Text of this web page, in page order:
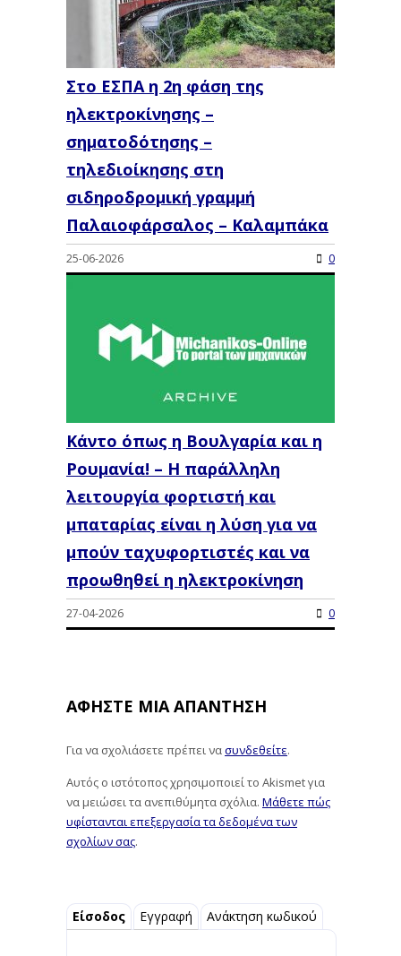
Στο ΕΣΠΑ η 2η φάση της
ηλεκτροκίνησης –
σηματοδότησης –
τηλεδιοίκησης στη
σιδηροδρομική γραμμή
Παλαιοφάρσαλος – Καλαμπάκα
25-06-2026 0
Κάντο όπως η Βουλγαρία και η
Ρουμανία! – Η παράλληλη
λειτουργία φορτιστή και
μπαταρίας είναι η λύση για να
μπούν ταχυφορτιστές και να
προωθηθεί η ηλεκτροκίνηση
27-04-2026 0
ΑΦΉΣΤΕ ΜΙΑ ΑΠΆΝΤΗΣΗ
Για να σχολιάσετε πρέπει νασυνδεθείτε.
Αυτός ο ιστότοπος χρησιμοποιεί το Akismet για
να μειώσει τα ανεπιθύμητα σχόλια. Μάθετε πώς
υφίστανται επεξεργασία τα δεδομένα των
σχολίων σας.
Είσοδος Εγγραφή Ανάκτηση κωδικού